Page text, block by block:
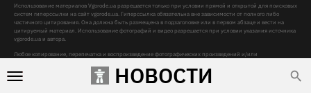
НОВОСТИ
Использование материалов Vgorode.ua разрешается только при условии прямой и открытой для поисковых
систем гиперссылки на сайт vgorode.ua. Гиперссылка обязательна вне зависимости от полного либо
частичного цитирования. Она должна быть размещена в подзаголовке или в первом абзаце и вести на
цитируемый материал. Использование фотографий и видео разрешается при условии указания источника
vgorode.ua и автора.
Любое копирование, перепечатка и воспроизведение фотографических произведений и/или
Субъект в сфере онлайн-медиа, Название онлайн-медиа - «VGORODE», Адрес: 02091, місто Київ,
ХАРКІВСЬКЕ ШОСЕ, будинок 172-Б, офіс 208/1, E-mail:
sunlight@mediadim.com.ua